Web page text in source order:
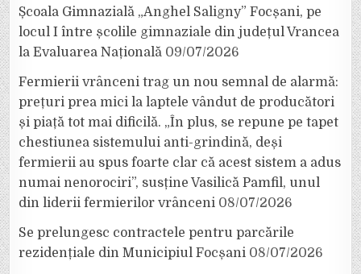
Școala Gimnazială „Anghel Saligny” Focșani, pe
locul I între școlile gimnaziale din județul Vrancea
la Evaluarea Națională 09/07/2026
Fermierii vrânceni trag un nou semnal de alarmă:
prețuri prea mici la laptele vândut de producători
și piață tot mai dificilă. „În plus, se repune pe tapet
chestiunea sistemului anti-grindină, deși
fermierii au spus foarte clar că acest sistem a adus
numai nenorociri”, susține Vasilică Pamfil, unul
din liderii fermierilor vrânceni 08/07/2026
Se prelungesc contractele pentru parcările
rezidențiale din Municipiul Focșani 08/07/2026